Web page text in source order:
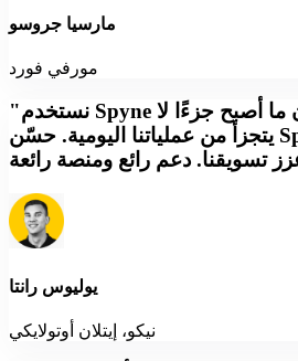
مارسيا جروسو
مورفي فورد
"نستخدم Spyne منذ يوليو، وسرعان ما أصبح جزءًا لا
يتجزأ من عملياتنا اليومية. حسّن Spyne صور سياراتنا
يوليوس رانتا
نيكو، إيتلان أوتولايكي